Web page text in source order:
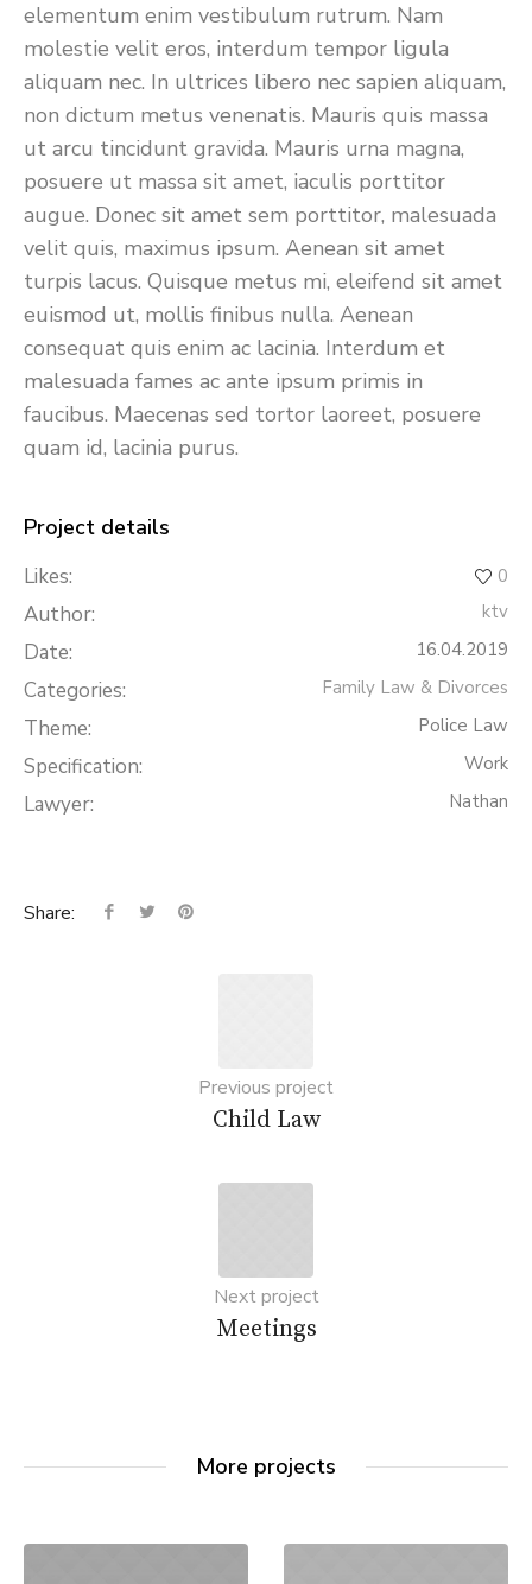
elementum enim vestibulum rutrum. Nam
molestie velit eros, interdum tempor ligula
aliquam nec. In ultrices libero nec sapien aliquam,
non dictum metus venenatis. Mauris quis massa
ut arcu tincidunt gravida. Mauris urna magna,
posuere ut massa sit amet, iaculis porttitor
augue. Donec sit amet sem porttitor, malesuada
velit quis, maximus ipsum. Aenean sit amet
turpis lacus. Quisque metus mi, eleifend sit amet
euismod ut, mollis finibus nulla. Aenean
consequat quis enim ac lacinia. Interdum et
malesuada fames ac ante ipsum primis in
faucibus. Maecenas sed tortor laoreet, posuere
quam id, lacinia purus.
Project details
Likes: 0
Author: ktv
Date: 16.04.2019
Categories: Family Law & Divorces
Theme: Police Law
Specification: Work
Lawyer: Nathan
Share:
Previous project
Child Law
Next project
Meetings
More projects